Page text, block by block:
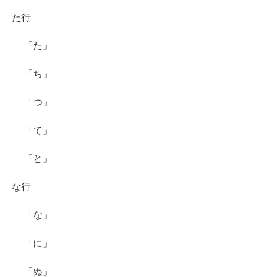
た行
「た」
「ち」
「つ」
「て」
「と」
な行
「な」
「に」
「ぬ」